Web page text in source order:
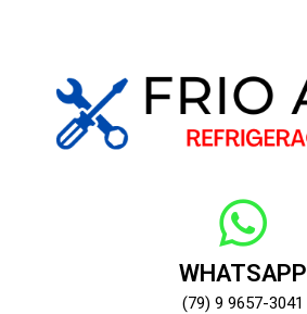
WHATSAPP
(79) 9 9657-3041